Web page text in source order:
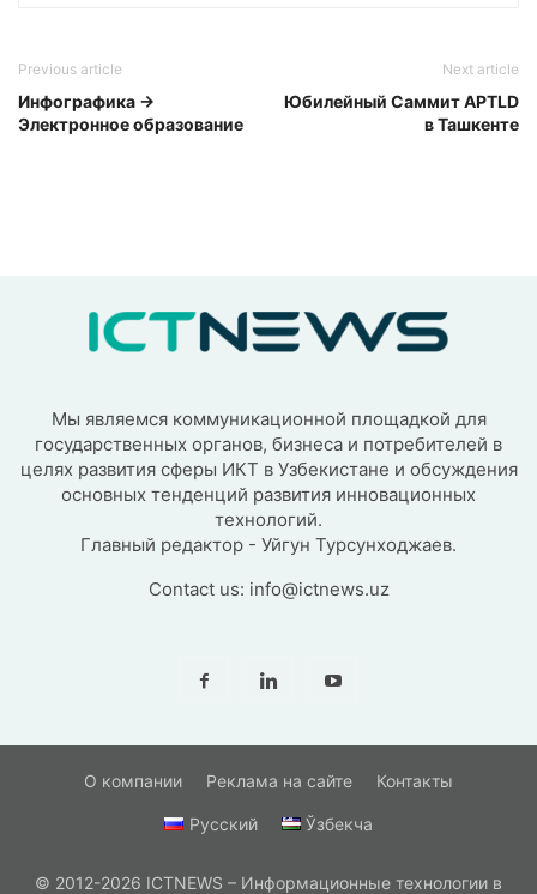
Previous article
Инфографика →
Электронное образование
Next article
Юбилейный Саммит APTLD
в Ташкенте
Мы являемся коммуникационной площадкой для
государственных органов, бизнеса и потребителей в
целях развития сферы ИКТ в Узбекистане и обсуждения
основных тенденций развития инновационных
технологий.
Главный редактор - Уйгун Турсунходжаев.
Contact us: info@ictnews.uz
О компании Реклама на сайте Контакты
Русский Ўзбекча
© 2012-2026 ICTNEWS – Информационные технологии в